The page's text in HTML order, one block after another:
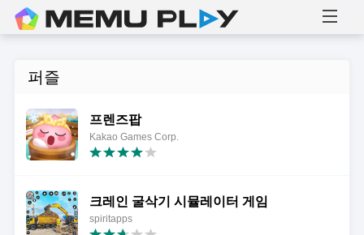
퍼즐
프렌즈팝
Kakao Games Corp.
크레인 굴삭기 시뮬레이터 게임
spiritapps